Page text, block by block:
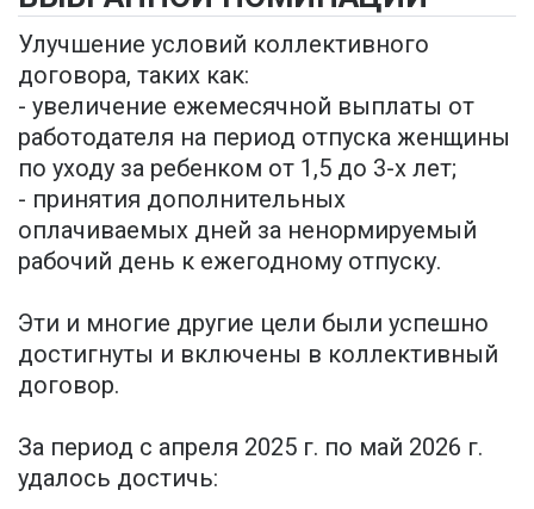
Улучшение условий коллективного
договора, таких как:
- увеличение ежемесячной выплаты от
работодателя на период отпуска женщины
по уходу за ребенком от 1,5 до 3-х лет;
- принятия дополнительных
оплачиваемых дней за ненормируемый
рабочий день к ежегодному отпуску.
Эти и многие другие цели были успешно
достигнуты и включены в коллективный
договор.
За период с апреля 2025 г. по май 2026 г.
удалось достичь: